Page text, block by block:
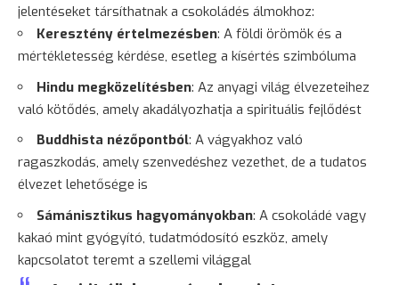
jelentéseket társíthatnak a csokoládés álmokhoz:
Keresztény értelmezésben: A földi örömök és a
mértékletesség kérdése, esetleg a kísértés szimbóluma
Hindu megközelítésben: Az anyagi világ élvezeteihez
való kötődés, amely akadályozhatja a spirituális fejlődést
Buddhista nézőpontból: A vágyakhoz való
ragaszkodás, amely szenvedéshez vezethet, de a tudatos
élvezet lehetősége is
Sámánisztikus hagyományokban: A csokoládé vagy
kakaó mint gyógyító, tudatmódosító eszköz, amely
kapcsolatot teremt a szellemi világgal